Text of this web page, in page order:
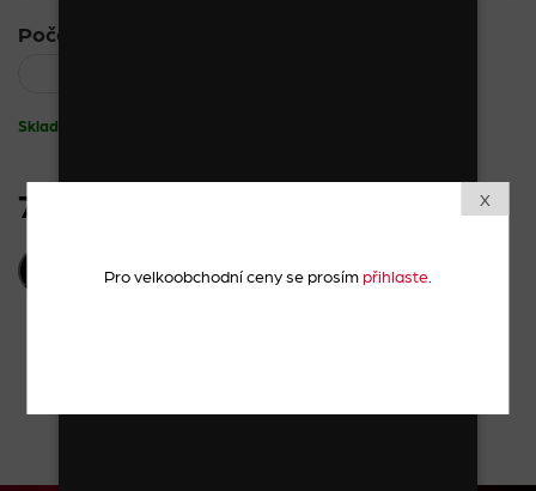
X
Pro velkoobchodní ceny se prosímpřihlaste
Počet sad:
Skladem
72 Kč
PŘIDAT DO KOŠÍKU